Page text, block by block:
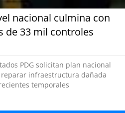
nacional culmina con
de 33 mil controles
PDG solicitan plan nacional
infraestructura dañada
temporales